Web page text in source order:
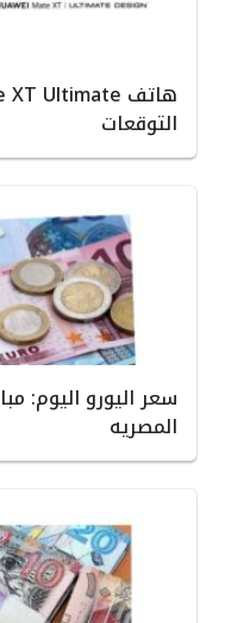
التوقعات
سعر اليورو اليوم:
المصريه